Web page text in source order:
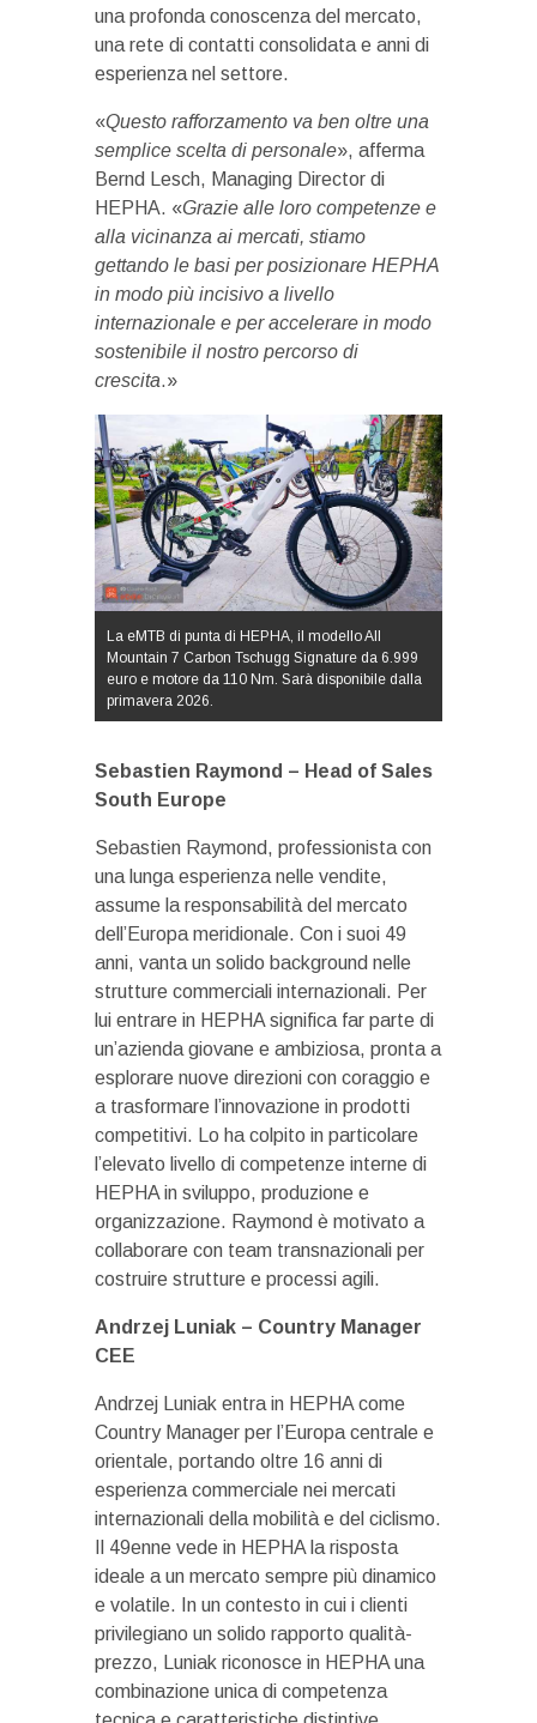
una profonda conoscenza del mercato,
una rete di contatti consolidata e anni di
esperienza nel settore.
«Questo rafforzamento va ben oltre una
semplice scelta di personale», afferma
Bernd Lesch, Managing Director di
HEPHA. «Grazie alle loro competenze e
alla vicinanza ai mercati, stiamo
gettando le basi per posizionare HEPHA
in modo più incisivo a livello
internazionale e per accelerare in modo
sostenibile il nostro percorso di
crescita.»
La eMTB di punta di HEPHA, il modello All
Mountain 7 Carbon Tschugg Signature da 6.999
euro e motore da 110 Nm. Sarà disponibile dalla
primavera 2026.
Sebastien Raymond – Head of Sales
South Europe
Sebastien Raymond, professionista con
una lunga esperienza nelle vendite,
assume la responsabilità del mercato
dell’Europa meridionale. Con i suoi 49
anni, vanta un solido background nelle
strutture commerciali internazionali. Per
lui entrare in HEPHA significa far parte di
un’azienda giovane e ambiziosa, pronta a
esplorare nuove direzioni con coraggio e
a trasformare l’innovazione in prodotti
competitivi. Lo ha colpito in particolare
l’elevato livello di competenze interne di
HEPHA in sviluppo, produzione e
organizzazione. Raymond è motivato a
collaborare con team transnazionali per
costruire strutture e processi agili.
Andrzej Luniak – Country Manager
CEE
Andrzej Luniak entra in HEPHA come
Country Manager per l’Europa centrale e
orientale, portando oltre 16 anni di
esperienza commerciale nei mercati
internazionali della mobilità e del ciclismo.
Il 49enne vede in HEPHA la risposta
ideale a un mercato sempre più dinamico
e volatile. In un contesto in cui i clienti
privilegiano un solido rapporto qualità-
prezzo, Luniak riconosce in HEPHA una
combinazione unica di competenza